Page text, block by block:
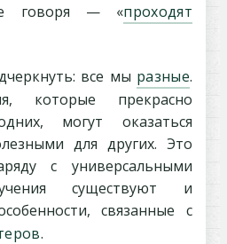
говоря — «проходят
все мы разные.
которые прекрасно
могут оказаться
для других. Это
с универсальными
существуют и
связанные с
.